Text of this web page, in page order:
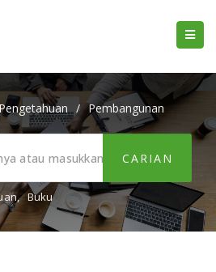
/ Pembangunan
, Buku